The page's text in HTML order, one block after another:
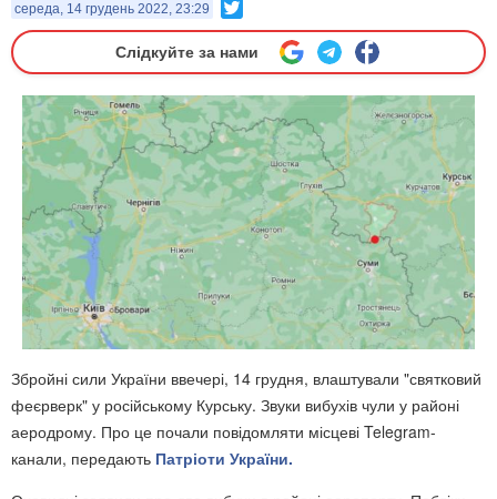
середа, 14 грудень 2022, 23:29
Слідкуйте за нами
Збройні сили України ввечері, 14 грудня, влаштували "святковий
феєрверк" у російському Курську. Звуки вибухів чули у районі
аеродрому. Про це почали повідомляти місцеві Telegram-
канали, передають Патріоти України.